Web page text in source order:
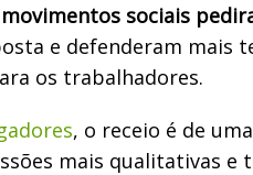
sociais
e defenderam mais
os trabalhadores.
, o receio é de
mais qualitativas e